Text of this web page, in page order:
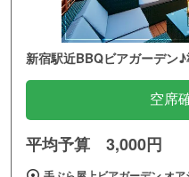
新宿駅近BBQビアガーデン
空席
平均予算 3,000円